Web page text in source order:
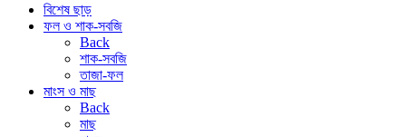
বিশেষ ছাড়
ফল ও শাক-সবজি
Back
শাক-সবজি
তাজা-ফল
মাংস ও মাছ
Back
মাছ